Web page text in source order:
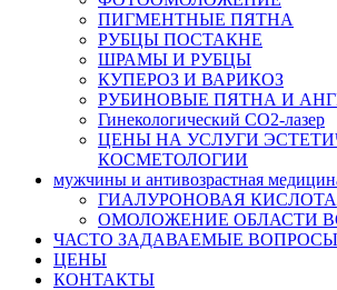
ПИГМЕНТНЫЕ ПЯТНА
РУБЦЫ ПОСТАКНЕ
ШРАМЫ И РУБЦЫ
КУПЕРОЗ И ВАРИКОЗ
РУБИНОВЫЕ ПЯТНА И
Гинекологический CO2-лазер
ЦЕНЫ НА УСЛУГИ
КОСМЕТОЛОГИИ
мужчины и антивозрастная
ГИАЛУРОНОВАЯ КИСЛОТА
ОМОЛОЖЕНИЕ ОБЛАСТИ
ЧАСТО ЗАДАВАЕМЫЕ ВОПРОСЫ
ЦЕНЫ
КОНТАКТЫ